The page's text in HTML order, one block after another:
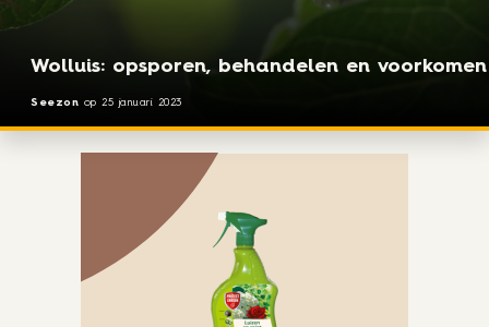
Wolluis: opsporen, behandelen en voorkomen
Seezon op 25 januari 2023